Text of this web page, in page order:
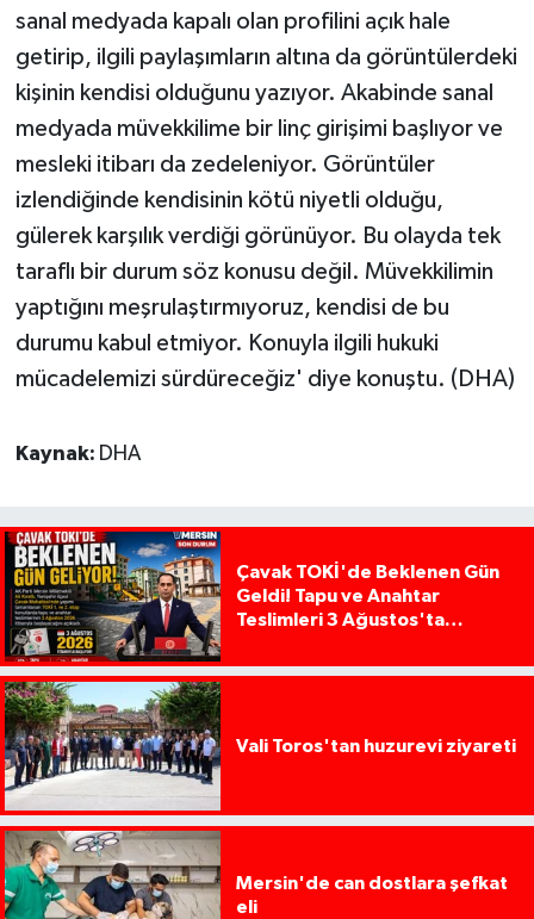
sanal medyada kapalı olan profilini açık hale
getirip, ilgili paylaşımların altına da görüntülerdeki
kişinin kendisi olduğunu yazıyor. Akabinde sanal
medyada müvekkilime bir linç girişimi başlıyor ve
mesleki itibarı da zedeleniyor. Görüntüler
izlendiğinde kendisinin kötü niyetli olduğu,
gülerek karşılık verdiği görünüyor. Bu olayda tek
taraflı bir durum söz konusu değil. Müvekkilimin
yaptığını meşrulaştırmıyoruz, kendisi de bu
durumu kabul etmiyor. Konuyla ilgili hukuki
mücadelemizi sürdüreceğiz' diye konuştu. (DHA)
Kaynak: DHA
Çavak TOKİ'de Beklenen Gün
Geldi! Tapu ve Anahtar
Teslimleri 3 Ağustos'ta
Vali Toros'tan huzurevi ziyareti
Mersin'de can dostlara şefkat
eli